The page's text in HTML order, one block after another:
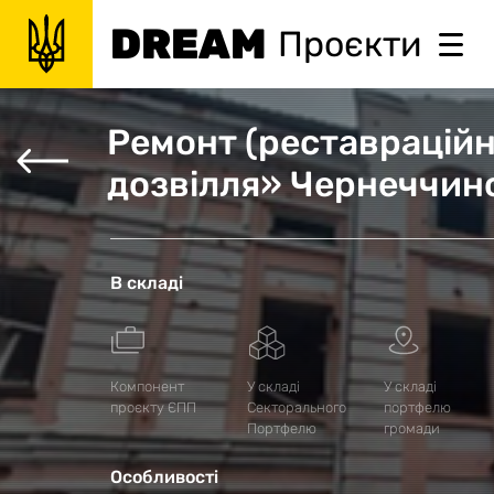
DREAM Проєкти
Ремонт
дозвілля»
В складі
Компонент
проєкту ЄПП
У складі
Секторального
Портфелю
У складі
портфелю
громади
Особливості